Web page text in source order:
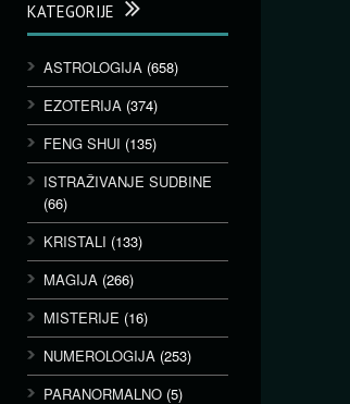
KATEGORIJE
ASTROLOGIJA (658)
EZOTERIJA (374)
FENG SHUI (135)
ISTRAŽIVANJE SUDBINE
(66)
KRISTALI (133)
MAGIJA (266)
MISTERIJE (16)
NUMEROLOGIJA (253)
PARANORMALNO (5)